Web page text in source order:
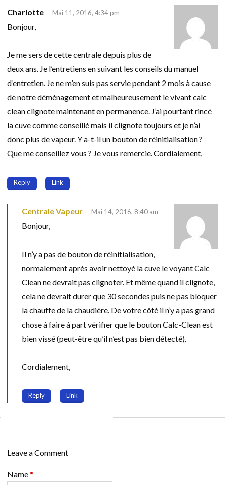
Charlotte Mai 11, 2016, 4:34 pm
Bonjour,
Je me sers de cette centrale depuis plus de
deux ans. Je l’entretiens en suivant les conseils du manuel
d’entretien. Je ne m’en suis pas servie pendant 2 mois à cause
de notre déménagement et malheureusement le vivant calc
clean clignote maintenant en permanence. J’ai pourtant rincé
la cuve comme conseillé mais il clignote toujours et je n’ai
donc plus de vapeur. Y a-t-il un bouton de réinitialisation ?
Que me conseillez vous ? Je vous remercie. Cordialement,
Reply Link
Centrale Vapeur Mai 14, 2016, 8:40 am
Bonjour,
Il n’y a pas de bouton de réinitialisation,
normalement après avoir nettoyé la cuve le voyant Calc
Clean ne devrait pas clignoter. Et même quand il clignote,
cela ne devrait durer que 30 secondes puis ne pas bloquer
la chauffe de la chaudière. De votre côté il n’y a pas grand
chose à faire à part vérifier que le bouton Calc-Clean est
bien vissé (peut-être qu’il n’est pas bien détecté).
Cordialement,
Reply Link
Leave a Comment
Name*